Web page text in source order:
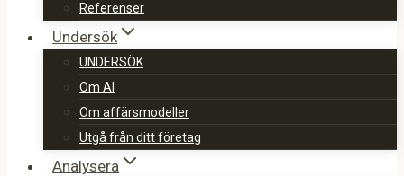
Referenser
Undersök
UNDERSÖK
Om AI
Om affärsmodeller
Utgå från ditt företag
Analysera